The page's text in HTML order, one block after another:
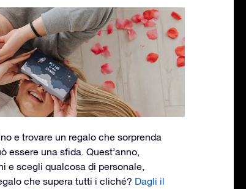
e trovare un regalo che sorprenda
essere una sfida. Quest’anno,
e scegli qualcosa di personale,
che supera tutti i cliché? Dagli il